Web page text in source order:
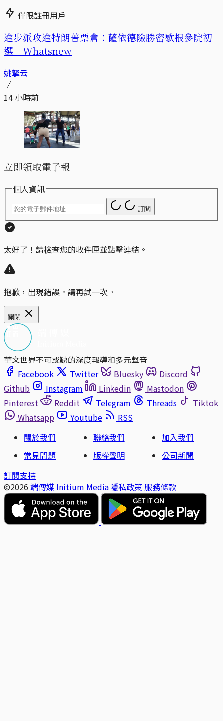
僅限註冊用戶
進步派攻進特朗普票倉：薩依德險勝密歇根參院初
選｜Whatsnew
姚拏云
14 小時前
立即領取電子報
個人資訊
訂閱
太好了！請檢查您的收件匣並點擊連結。
抱歉，出現錯誤。請再試一次。
關閉
華文世界不可或缺的深度報導和多元聲音
Facebook
Twitter Bluesky
Discord
Github
Instagram Linkedin
Mastodon
Pinterest
Reddit Telegram Threads
Tiktok
Whatsapp
Youtube
RSS
關於我們
聯絡我們
加入我們
常見問題
版權聲明
公司新聞
訂閱支持
©2026 端傳媒 Initium Media 隱私政策 服務條款